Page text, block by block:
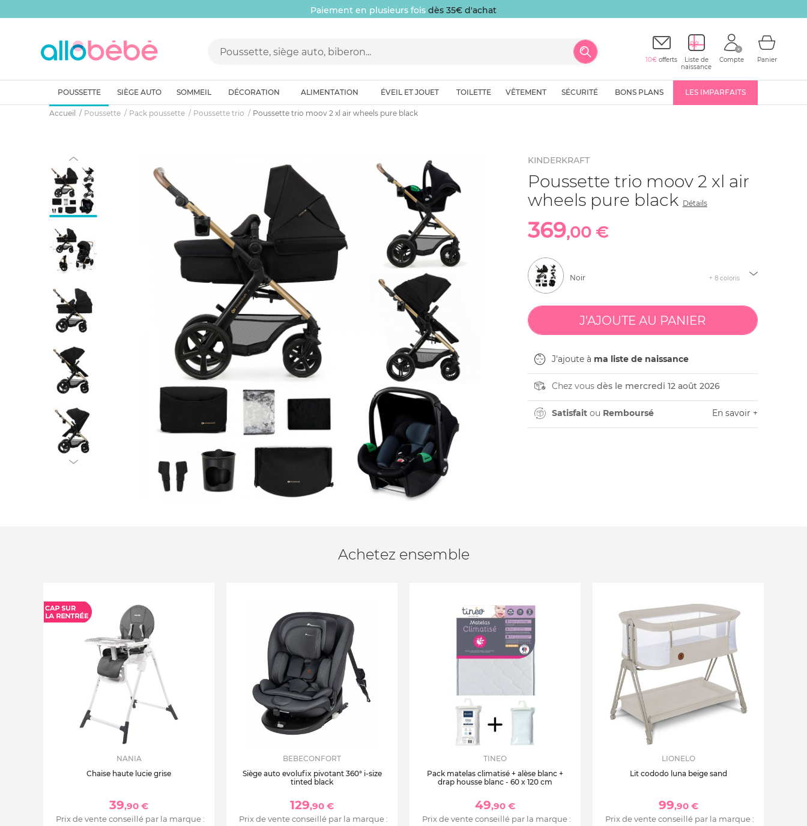
Paiement en plusieurs fois dès 35€ d'achat
10€ offerts
Liste de
naissance
Compte Panier
POUSSETTE SIÈGE AUTO SOMMEIL DÉCORATION ALIMENTATION ÉVEIL ET JOUET TOILETTE VÊTEMENT SÉCURITÉ BONS PLANS LES IMPARFAITS
Accueil Poussette Pack poussette Poussette trio Poussette trio moov 2 xl air wheels pure black
KINDERKRAFT
Poussette trio moov 2 xl air
wheels pure black Détails
369,00 €
Noir + 8 coloris
J'ajoute à ma liste de naissance
Chez vous dès le mercredi 12 août 2026
Satisfaitou Remboursé En savoir +
Achetez ensemble
NANIA
Chaise haute lucie grise
39,90 €
Prix de vente conseillé par la marque :
BEBECONFORT
Siège auto evolufix pivotant 360° i-size
tinted black
129,90 €
Prix de vente conseillé par la marque :
TINEO
Pack matelas climatisé + alèse blanc +
drap housse blanc - 60 x 120 cm
49,90 €
Prix de vente conseillé par la marque :
LIONELO
Lit cododo luna beige sand
99,90 €
Prix de vente conseillé par la marque :